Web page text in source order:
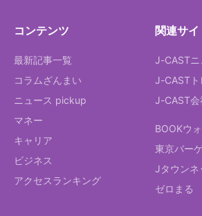
コンテンツ
最新記事一覧
コラムざんまい
ニュース pickup
マネー
キャリア
ビジネス
アクセスランキング
関連サイ
J-CASTニ
J-CASTト
J-CAST会
BOOKウ
東京バー
Jタウンネ
ゼロまる